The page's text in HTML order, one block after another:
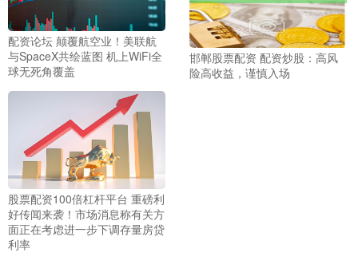
配资论坛 颠覆航空业！美联航
与SpaceX共绘蓝图 机上WiFi全
球无死角覆盖
邯郸股票配资 配资炒股：高风
险高收益，谨慎入场
股票配资100倍杠杆平台 重磅利
好传闻来袭！市场消息称有关方
面正在考虑进一步下调存量房贷
利率